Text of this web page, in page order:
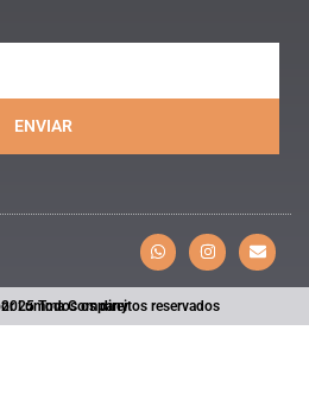
ENVIAR
Todos os direitos reservados
Lumma Company